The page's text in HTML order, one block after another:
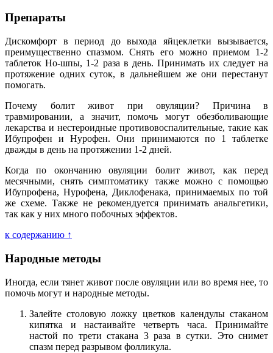
Препараты
Дискомфорт в период до выхода яйцеклетки вызывается,
преимущественно спазмом. Снять его можно приемом 1-2
таблеток Но-шпы, 1-2 раза в день. Принимать их следует на
протяжение одних суток, в дальнейшем же они перестанут
помогать.
Почему болит живот при овуляции? Причина в
травмировании, а значит, помочь могут обезболивающие
лекарства и нестероидные противовоспалительные, такие как
Ибупрофен и Нурофен. Они принимаются по 1 таблетке
дважды в день на протяжении 1-2 дней.
Когда по окончанию овуляции болит живот, как перед
месячными, снять симптоматику также можно с помощью
Ибупрофена, Нурофена, Диклофенака, принимаемых по той
же схеме. Также не рекомендуется принимать анальгетики,
так как у них много побочных эффектов.
к содержанию ↑
Народные методы
Иногда, если тянет живот после овуляции или во время нее, то
помочь могут и народные методы.
Залейте столовую ложку цветков календулы стаканом
кипятка и настаивайте четверть часа. Принимайте
настой по трети стакана 3 раза в сутки. Это снимет
спазм перед разрывом фолликула.